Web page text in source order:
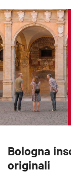
Bologna
originali